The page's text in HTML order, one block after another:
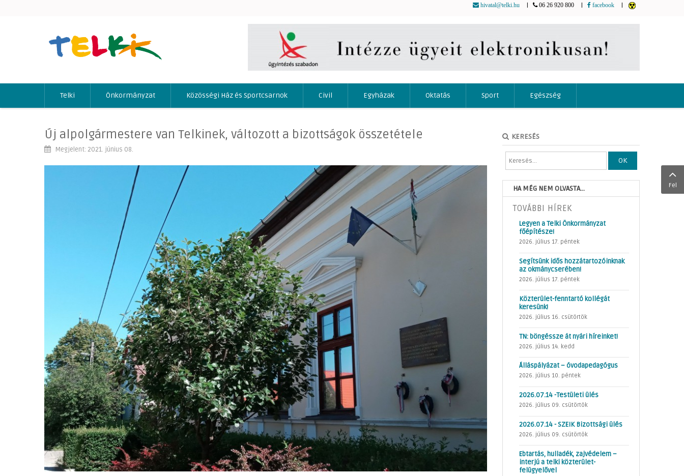
hivatal@telki.hu 06 26 920 800 facebook
Telki Önkormányzat Közösségi Ház és Sportcsarnok Civil Egyházak Oktatás Sport Egészség
Új alpolgármestere van Telkinek, változott a bizottságok összetétele
Megjelent: 2021. június 08.
KERESÉS
OK
HA MÉG NEM OLVASTA...
TOVÁBBI HÍREK
Legyen a Telki Önkormányzat
főépítésze!
2026. július 17. péntek
Segítsünk idős hozzátartozóinknak
az okmánycserében!
2026. július 17. péntek
Közterület-fenntartó kollégát
keresünk!
2026. július 16. csütörtök
TN: böngéssze át nyári híreinket!
2026. július 14. kedd
Álláspályázat – óvodapedagógus
2026. július 10. péntek
2026.07.14 -Testületi ülés
2026. július 09. csütörtök
2026.07.14 - SZEIK Bizottsági ülés
2026. július 09. csütörtök
Ebtartás, hulladék, zajvédelem –
interjú a telki közterület-
felügyelővel
Fel